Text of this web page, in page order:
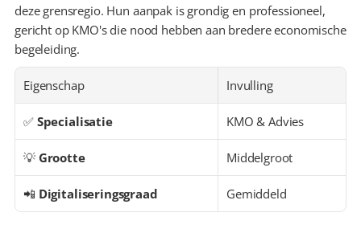
deze grensregio. Hun aanpak is grondig en professioneel,
gericht op KMO's die nood hebben aan bredere economische
begeleiding.
Eigenschap Invulling
✅ Specialisatie KMO & Advies
💡 Grootte Middelgroot
📲 Digitaliseringsgraad Gemiddeld